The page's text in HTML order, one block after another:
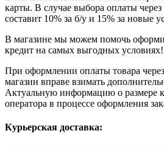
карты. В случае выбора оплаты
составит 10% за б/у и 15% за новые
В магазине мы можем помочь
кредит на самых выгодных условиях!
При оформлении оплаты товара
магазин вправе взимать
Актуальную информацию о размере
оператора в процессе оформления
Курьерская доставка: